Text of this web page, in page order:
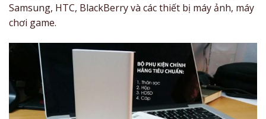
Samsung, HTC, BlackBerry và các thiết bị máy ảnh, máy
chơi game.